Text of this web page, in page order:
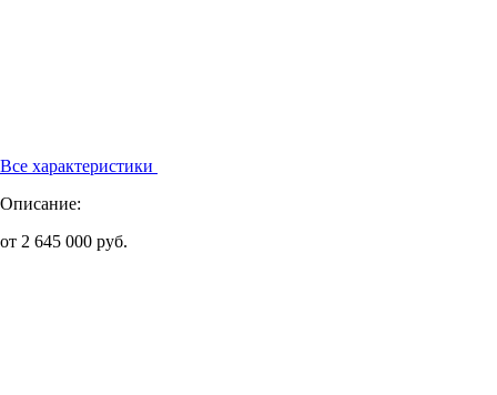
Все характеристики
Описание:
от 2 645 000 руб.